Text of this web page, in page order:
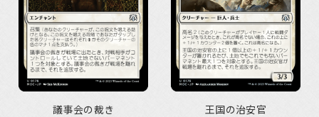
議事会の裁き 王国の治安官